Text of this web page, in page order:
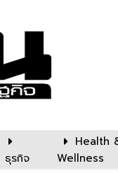
ธุรกิจ
Health
Wellness